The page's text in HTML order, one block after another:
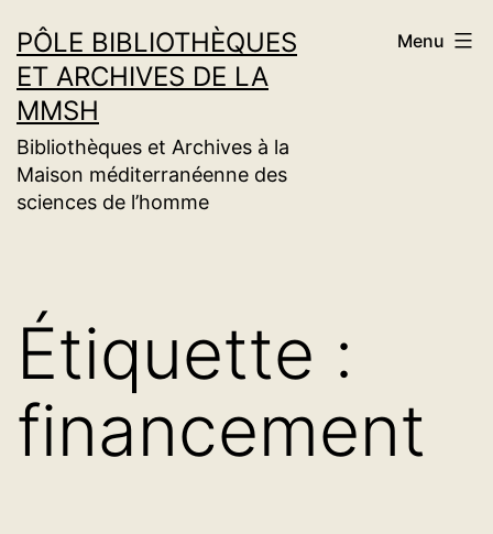
au
contenu
PÔLE BIBLIOTHÈQUES
ET ARCHIVES DE LA
MMSH
Bibliothèques et Archives à la
Maison méditerranéenne des
sciences de l’homme
Menu
Étiquette :
financement